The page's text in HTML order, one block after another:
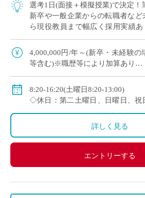
選考1日(面接＋模擬授業)で決定！
新卒や一般企業からの転職者など
ら現役教員まで幅広く採用実績
会で活躍する運動部を多数擁し
4,000,000円/年～(新卒・未経験の
等含む)※職歴等により加算あり
・30歳(教諭・配偶者あり)：約660
・40歳(教諭・配偶者及び子２人)
・50歳(教諭・配偶者及び子２人)：
◇賞与：有(過去実績3.55ヶ月分＋
◇保険：私学共済、雇用保険、労
8:20-16:20(土曜日8:20-13:00)
◇休日：第二土曜日、日曜日、祝
詳しく見る
エントリーする